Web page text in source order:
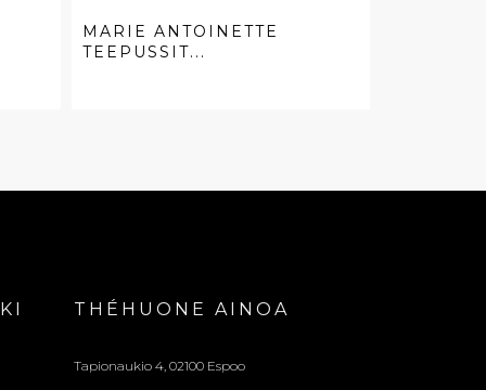
MARIE ANTOINETTE
TEEPUSSIT...
THÉHUONE AINOA
Tapionaukio 4, 02100 Espoo